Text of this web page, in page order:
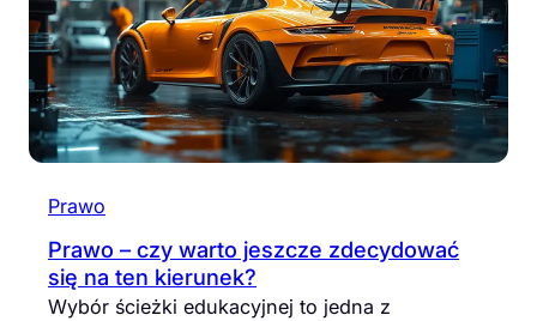
Prawo
Prawo – czy warto jeszcze zdecydować
się na ten kierunek?
Wybór ścieżki edukacyjnej to jedna z